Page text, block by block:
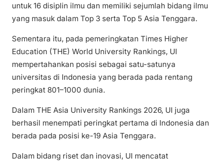
untuk 16 disiplin ilmu dan memiliki sejumlah bidang ilmu
yang masuk dalam Top 3 serta Top 5 Asia Tenggara.
Sementara itu, pada pemeringkatan Times Higher
Education (THE) World University Rankings, UI
mempertahankan posisi sebagai satu-satunya
universitas di Indonesia yang berada pada rentang
peringkat 801–1000 dunia.
Dalam THE Asia University Rankings 2026, UI juga
berhasil menempati peringkat pertama di Indonesia dan
berada pada posisi ke-19 Asia Tenggara.
Dalam bidang riset dan inovasi, UI mencatat